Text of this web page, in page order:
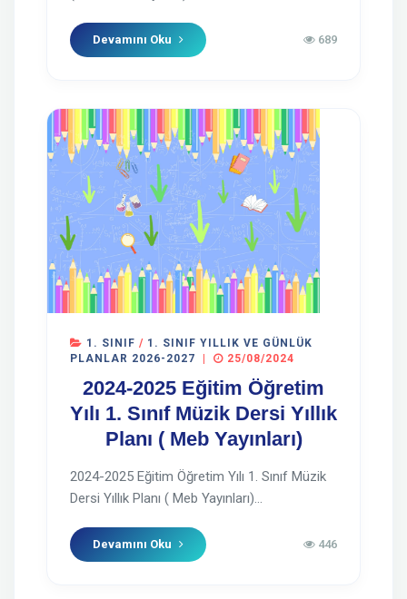
Devamını Oku 689
1. SINIF / 1. SINIF YILLIK VE GÜNLÜK
PLANLAR 2026-2027
25/08/2024
2024-2025 Eğitim Öğretim
Yılı 1. Sınıf Müzik Dersi Yıllık
Planı ( Meb Yayınları)
2024-2025 Eğitim Öğretim Yılı 1. Sınıf Müzik
Dersi Yıllık Planı ( Meb Yayınları)...
Devamını Oku 446